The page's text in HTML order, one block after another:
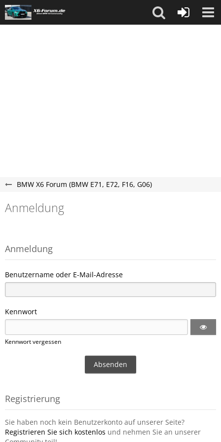
BMW X6 Forum (BMW E71, E72, F16, G06)
Anmeldung
Anmeldung
Benutzername oder E-Mail-Adresse
Kennwort
Kennwort vergessen
Registrierung
Sie haben noch kein Benutzerkonto auf unserer Seite?
Registrieren Sie sich kostenlos und nehmen Sie an unserer